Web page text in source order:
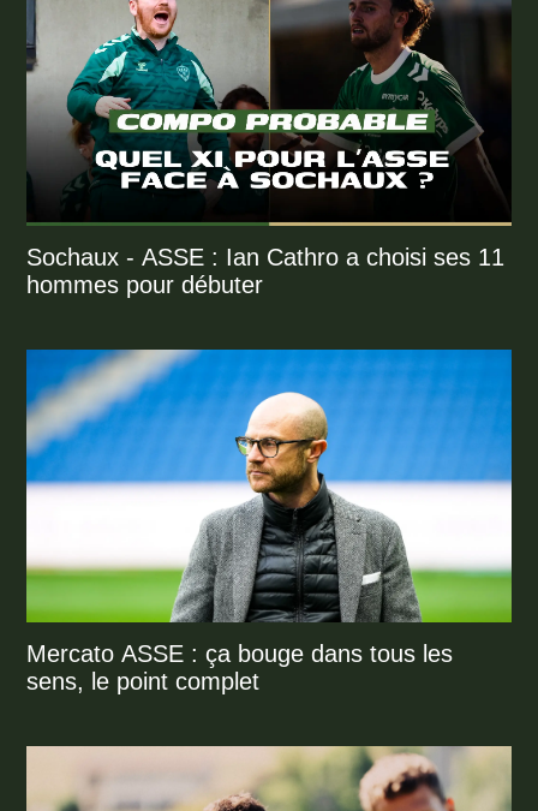
Sochaux - ASSE : Ian Cathro a choisi ses 11
hommes pour débuter
Mercato ASSE : ça bouge dans tous les
sens, le point complet